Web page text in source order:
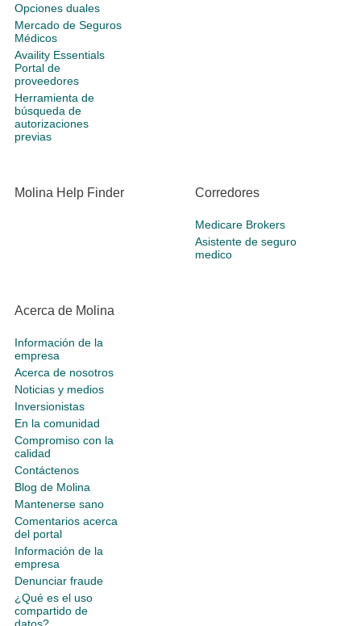
Opciones duales
Mercado de Seguros
Médicos
Availity Essentials
Portal de
proveedores
Herramienta de
búsqueda de
autorizaciones
previas
Molina Help Finder Corredores
Medicare Brokers
Asistente de seguro
medico
Acerca de Molina
Información de la
empresa
Acerca de nosotros
Noticias y medios
Inversionistas
En la comunidad
Compromiso con la
calidad
Contáctenos
Blog de Molina
Mantenerse sano
Comentarios acerca
del portal
Información de la
empresa
Denunciar fraude
¿Qué es el uso
compartido de